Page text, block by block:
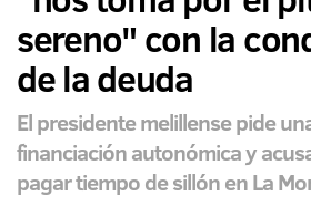
sereno" con la
de la deuda
El presidente melillense pide
financiación autonómica y
pagar tiempo de sillón en La